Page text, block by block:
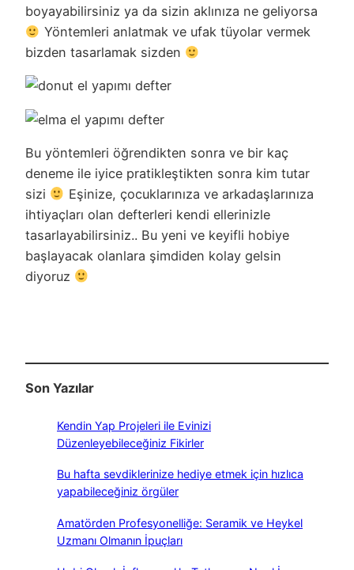
boyayabilirsiniz ya da sizin aklınıza ne geliyorsa
Yöntemleri anlatmak ve ufak tüyolar vermek
bizden tasarlamak sizden
Bu yöntemleri öğrendikten sonra ve bir kaç
deneme ile iyice pratikleştikten sonra kim tutar
sizi
Eşinize, çocuklarınıza ve arkadaşlarınıza
ihtiyaçları olan defterleri kendi ellerinizle
tasarlayabilirsiniz.. Bu yeni ve keyifli hobiye
başlayacak olanlara şimdiden kolay gelsin
diyoruz
Son Yazılar
Kendin Yap Projeleri ile Evinizi
Düzenleyebileceğiniz Fikirler
Bu hafta sevdiklerinize hediye etmek için hızlıca
yapabileceğiniz örgüler
Amatörden Profesyonelliğe: Seramik ve Heykel
Uzmanı Olmanın İpuçları